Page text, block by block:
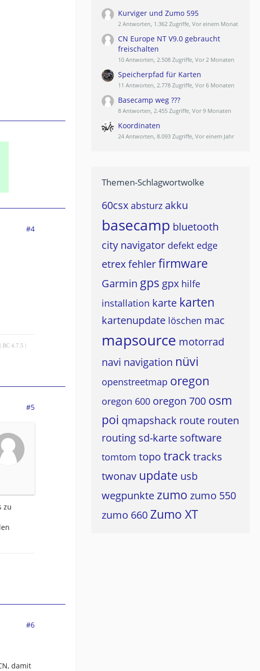
#4
4.7.5 |
#5
zu
#6
damit
Kurviger und Zumo 595
2 Antworten, 1.362 Zugriffe, Vor einem Monat
CN Europe NT V9.0 gebraucht
freischalten
10 Antworten, 2.508 Zugriffe, Vor 2 Monaten
Speicherpfad für Karten
11 Antworten, 2.778 Zugriffe, Vor 6 Monaten
Basecamp weg ???
8 Antworten, 2.455 Zugriffe, Vor 9 Monaten
Koordinaten
24 Antworten, 8.093 Zugriffe, Vor einem Jahr
Themen-Schlagwortwolke
60csx absturz akku
basecamp bluetooth
city navigator defekt edge
etrexfehlerfirmware
Garmin gps gpx hilfe
installation karte karten
kartenupdate löschen mac
mapsource motorrad
navi navigation nüvi
openstreetmap oregon
oregon 600 oregon 700 osm
poi qmapshack route routen
routing sd-karte software
tomtom topo tracktracks
twonav update usb
wegpunkte zumo zumo 550
zumo 660 Zumo XT